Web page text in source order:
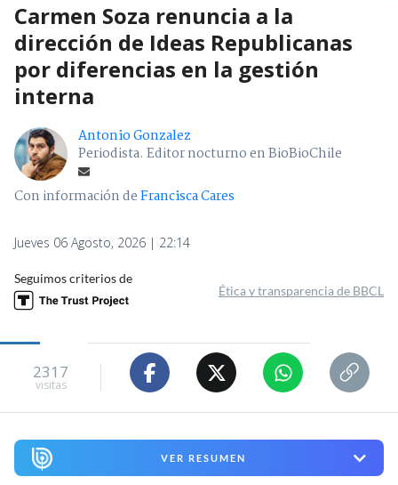
Carmen Soza renuncia a la
dirección de Ideas Republicanas
por diferencias en la gestión
interna
Antonio Gonzalez
Periodista. Editor nocturno en BioBioChile
Con información deFrancisca Cares
Jueves 06 Agosto, 2026 | 22:14
Seguimos criterios de
Ética y transparencia de BBCL
2317
visitas
VER RESUMEN